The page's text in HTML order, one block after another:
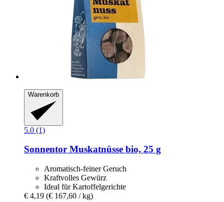
Warenkorb
5.0 (1)
Sonnentor Muskatnüsse bio, 25 g
Aromatisch-feiner Geruch
Kraftvolles Gewürz
Ideal für Kartoffelgerichte
€ 4,19 (€ 167,60 / kg)